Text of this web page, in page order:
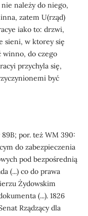
nie należy do niego,
zatem U(rząd)
iako to: drzwi,
sieni, w ktorey się
winno, do czego
przychyla się,
być
89B; por. też WM 390:
do zabezpieczenia
pod bezpośrednią
(...) co do prawa
Żydowskim
(...). 1826
Rządzący dla